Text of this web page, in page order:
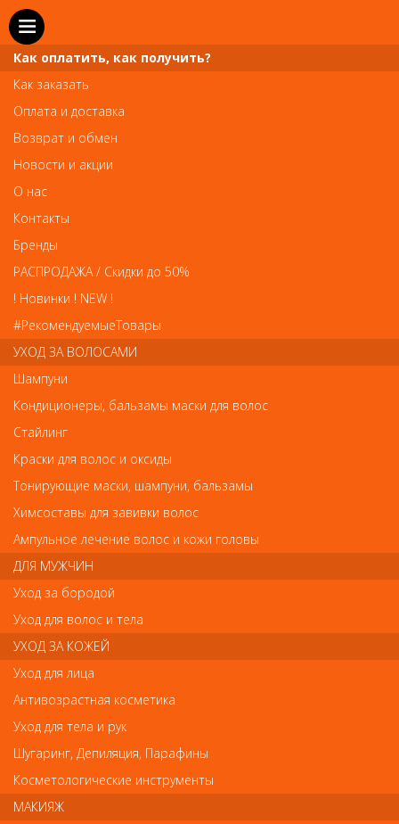
SEO
03-2016 Деваль Плойка для волос Red Titanium 16мм, 20W
03-2016 Деваль Плойка для волос Red
Titanium 16мм, 20W
Арт.03-2016
2 422руб.-
В закладки
Бренд: DEWAL
Страна: Германия
Диаметр: 16 мм,
- Удлиненное рабочее полотно 15 см,
- Рабочая температура - 200 С,
- Термостойкий наконечник мягкого касания,
- Профессиональный вращающийся шнур 3м.
Как оплатить, как получить?
Как заказать
Оплата и доставка
Возврат и обмен
Новости и акции
О нас
Контакты
Бренды
РАСПРОДАЖА / Скидки до 50%
! Новинки ! NEW !
#РекомендуемыеТовары
УХОД ЗА ВОЛОСАМИ
Шампуни
Кондиционеры, бальзамы маски для волос
Стайлинг
Краски для волос и оксиды
Тонирующие маски, шампуни, бальзамы
Химсоставы для завивки волос
Ампульное лечение волос и кожи головы
ДЛЯ МУЖЧИН
Уход за бородой
Уход для волос и тела
УХОД ЗА КОЖЕЙ
Уход для лица
Антивозрастная косметика
Уход для тела и рук
Шугаринг, Депиляция, Парафины
Косметологические инструменты
МАКИЯЖ